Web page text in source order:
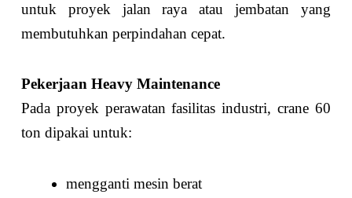
untuk proyek jalan raya atau jembatan yang
membutuhkan perpindahan cepat.
Pekerjaan Heavy Maintenance
Pada proyek perawatan fasilitas industri, crane 60
ton dipakai untuk:
mengganti mesin berat